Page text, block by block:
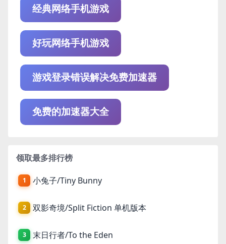
经典网络手机游戏
好玩网络手机游戏
游戏登录错误解决免费加速器
免费的加速器大全
领取最多排行榜
1 小兔子/Tiny Bunny
2 双影奇境/Split Fiction 单机版本
3 末日行者/To the Eden